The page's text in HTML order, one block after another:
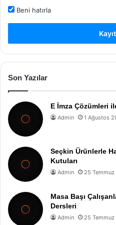
Beni hatırla
Son Yazılar
E İmza Çözümleri
Admin 1 Ağustos
Seçkin Ürünlerle
Kutuları
Admin 25
Masa Başı
Dersleri
Admin 25